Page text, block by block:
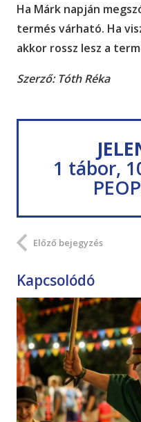
Ha Márk napján
termés várható. Ha
akkor rossz lesz a
Szerző: Tóth Réka
1 tábor,
Előző bejegyzés
Kapcsolódó